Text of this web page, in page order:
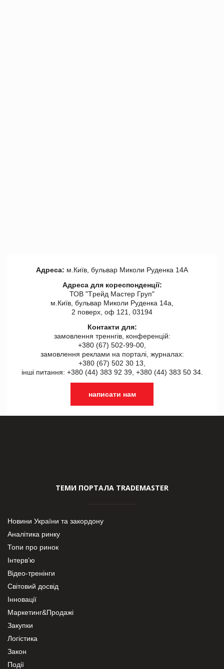
Адреса: м.Київ, бульвар Миколи Руденка 14А
Адреса для кореспонденції:
ТОВ "Tрейд Мастер Груп"
м.Київ, бульвар Миколи Руденка 14а,
2 поверх, оф 121, 03194
Контакти для:
замовлення треннгів, конференцій:
+380 (67) 502-99-00,
замовлення реклами на порталі, журналах:
+380 (67) 502 30 13,
інші питання: +380 (44) 383 92 39, +380 (44) 383 50 34.
написати нам
ТЕМИ ПОРТАЛА TRADEMASTER
Новини України та закордону
Аналітика ринку
Топи про ринок
Інтерв’ю
Відео-тренінги
Світовий досвід
Інновації
Маркетинг&Продажі
Закупки
Логістика
Закон
Події